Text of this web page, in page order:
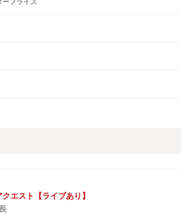
エスト【ライブあり】